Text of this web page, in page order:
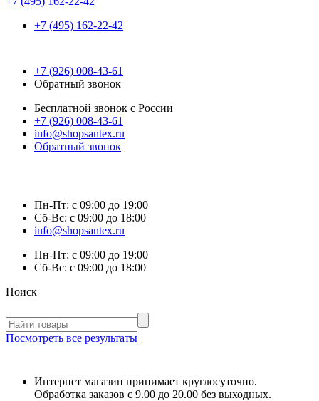
+7 (495) 162-22-42
+7 (926) 008-43-61
Обратный звонок
Бесплатной звонок с России
+7 (926) 008-43-61
info@shopsantex.ru
Обратный звонок
Пн-Пт: с 09:00 до 19:00
Сб-Вс: с 09:00 до 18:00
info@shopsantex.ru
Пн-Пт: с 09:00 до 19:00
Сб-Вс: с 09:00 до 18:00
Поиск
Посмотреть все результаты
Интернет магазин принимает круглосуточно.
Обработка заказов с 9.00 до 20.00 без выходных.